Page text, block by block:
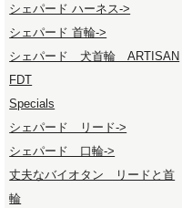
シェパード ハーネス->
シェパード 首輪->
シェパード 犬首輪 ARTISAN
FDT
Specials
シェパード リード->
シェパード 口輪->
丈夫なバイオタン リードと首
輪